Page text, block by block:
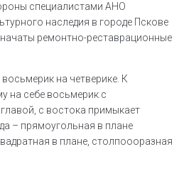
специалистами АНО
наследия в городе Пскове
ремонтно-реставрационные
на четверике. К
на себе восьмерик с
с востока примыкает
– прямоугольная в плане
в плане, столпоооразная